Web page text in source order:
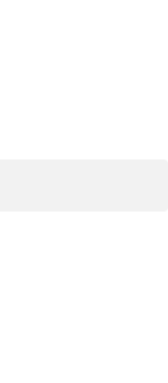
5 deuren